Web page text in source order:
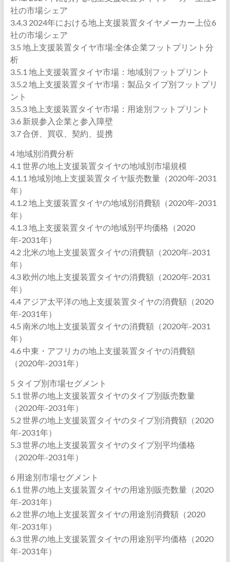
社の市場シェア
3.4.3 2024年における地上支援装置タイヤメーカー上位6
社の市場シェア
3.5 地上支援装置タイヤ市場:全体企業フットプリント分
析
3.5.1 地上支援装置タイヤ市場：地域別フットプリント
3.5.2 地上支援装置タイヤ市場：製品タイプ別フットプリ
ント
3.5.3 地上支援装置タイヤ市場：用途別フットプリント
3.6 新規参入企業と参入障壁
3.7 合併、買収、契約、提携
4 地域別消費分析
4.1 世界の地上支援装置タイヤの地域別市場規模
4.1.1 地域別地上支援装置タイヤ販売数量（2020年-2031
年）
4.1.2 地上支援装置タイヤの地域別消費額（2020年-2031
年）
4.1.3 地上支援装置タイヤの地域別平均価格（2020
年-2031年）
4.2 北米の地上支援装置タイヤの消費額（2020年-2031
年）
4.3 欧州の地上支援装置タイヤの消費額（2020年-2031
年）
4.4 アジア太平洋の地上支援装置タイヤの消費額（2020
年-2031年）
4.5 南米の地上支援装置タイヤの消費額（2020年-2031
年）
4.6 中東・アフリカの地上支援装置タイヤの消費額
（2020年-2031年）
5 タイプ別市場セグメント
5.1 世界の地上支援装置タイヤのタイプ別販売数量
（2020年-2031年）
5.2 世界の地上支援装置タイヤのタイプ別消費額（2020
年-2031年）
5.3 世界の地上支援装置タイヤのタイプ別平均価格
（2020年-2031年）
6 用途別市場セグメント
6.1 世界の地上支援装置タイヤの用途別販売数量（2020
年-2031年）
6.2 世界の地上支援装置タイヤの用途別消費額（2020
年-2031年）
6.3 世界の地上支援装置タイヤの用途別平均価格（2020
年-2031年）